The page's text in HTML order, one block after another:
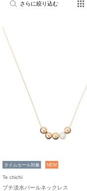
さらに絞り込む
タイムセール対象 NEW
Te chichi
プチ淡水パールネックレス